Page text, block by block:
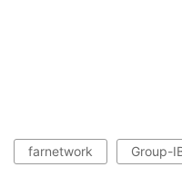
farnetwork Group-